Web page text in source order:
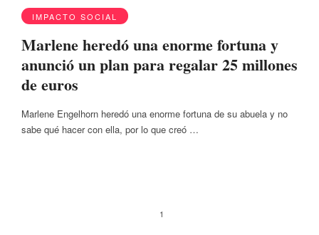
IMPACTO SOCIAL
Marlene heredó una enorme fortuna y
anunció un plan para regalar 25 millones
de euros
Marlene Engelhorn heredó una enorme fortuna de su abuela y no
sabe qué hacer con ella, por lo que creó …
1